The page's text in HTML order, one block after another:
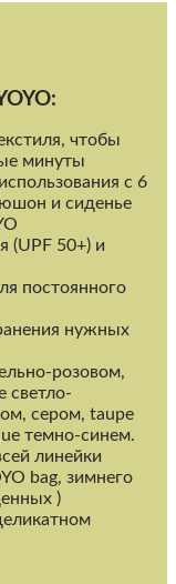
чтобы
минуты
с 6
и сиденье
(UPF 50+) и
постоянного
нужных
розовом,
светло-
сером, taupe
темно-синем.
линейки
bag, зимнего
)